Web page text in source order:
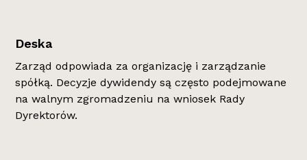
Deska
Zarząd odpowiada za organizację i zarządzanie
spółką. Decyzje dywidendy są często podejmowane
na walnym zgromadzeniu na wniosek Rady
Dyrektorów.